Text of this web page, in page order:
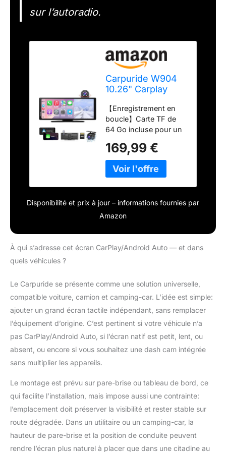
sur l’autoradio.
Carpuride W904
10.26" Carplay
Auto avec Dash
Cam
【Enregistrement en
boucle】Carte TF de
64 Go incluse pour un
boucle continu. Activez
le mode caméra
embarquée, visionnez
ajustez les paramètres
d'enregistrement. Lors
stationnement en
marche arrière, les vues
plus de sécurité et de
facilité. En cas de
problème de connexion
sous Android 16,
l'application SuperLink
sur votre téléphone et
une compatibilité
optimale. 【Caméra de
tableau de bord double
tableau de bord de
voiture peuvent
capturer des images
169,99 €
Disponibilité et prix à jour – informations fournies par
Amazon
À qui s’adresse cet écran CarPlay/Android Auto — et dans
quels véhicules ?
Le Carpuride se présente comme une solution universelle,
compatible voiture, camion et camping-car. L’idée est simple:
ajouter un grand écran tactile indépendant, sans remplacer
l’équipement d’origine. C’est pertinent si votre véhicule n’a
pas CarPlay/Android Auto, si l’écran natif est petit, lent, ou
absent, ou encore si vous souhaitez une dash cam intégrée
sans multiplier les appareils.
Le montage est prévu sur pare-brise ou tableau de bord, ce
qui facilite l’installation, mais impose aussi une contrainte:
l’emplacement doit préserver la visibilité et rester stable sur
route dégradée. Dans un utilitaire ou un camping-car, la
hauteur de pare-brise et la position de conduite peuvent
rendre l’écran plus naturel à placer que dans une citadine au